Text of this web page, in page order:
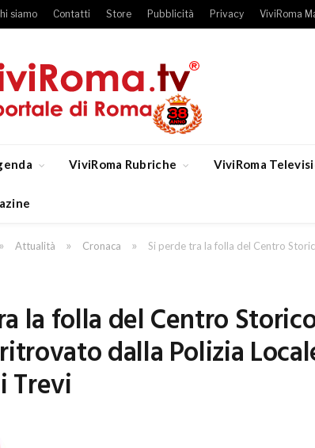
siamo Contatti Store Pubblicità Privacy ViviRoma
ViviRoma Rubriche ViviRoma
» Attualità » Cronaca » Si perde tra la folla del Centro
la folla del Centro
dalla Polizia
Trevi